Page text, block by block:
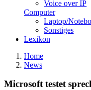
Voice over IP
Computer
Laptop/
Sonstiges
Lexikon
Home
News
Microsoft testet